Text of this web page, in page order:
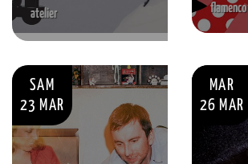
atelier flamenco
SAM
23 MAR
MAR
26 MAR